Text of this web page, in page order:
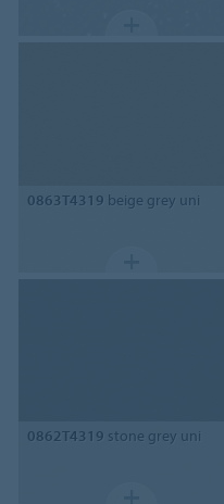
0863T4319 beige grey uni
0862T4319 stone grey uni